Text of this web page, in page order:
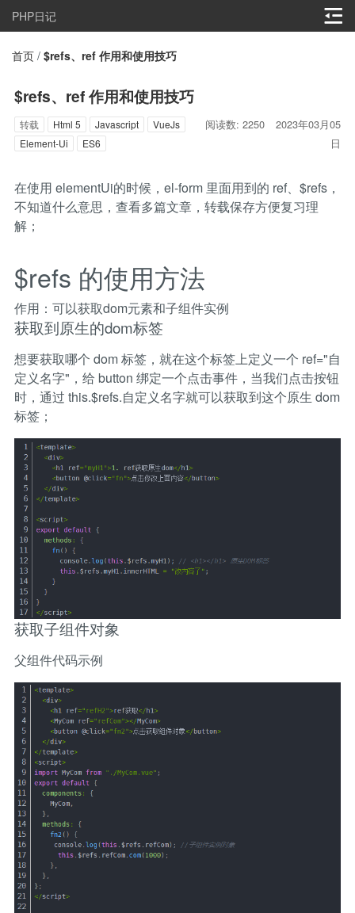
PHP日记
首页 / $refs、ref 作用和使用技巧
$refs、ref 作用和使用技巧
转载 Html 5 Javascript
VueJs
Element-Ui
ES6
阅读数: 2250
2023年03月05
日
在使用 elementUi的时候，el-form 里面用到的 ref、$refs，
不知道什么意思，查看多篇文章，转载保存方便复习理
解；
$refs 的使用方法
作用：可以获取dom元素和子组件实例
获取到原生的dom标签
想要获取哪个 dom 标签，就在这个标签上定义一个 ref="自
定义名字"，给 button 绑定一个点击事件，当我们点击按钮
时，通过 this.$refs.自定义名字就可以获取到这个原生 dom
标签；
获取子组件对象
父组件代码示例